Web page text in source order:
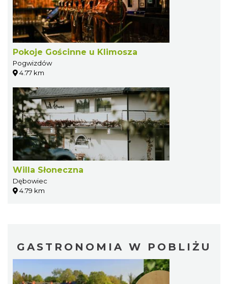
Pokoje Gościnne u Klimosza
Pogwizdów
4.77 km
Willa Słoneczna
Dębowiec
4.79 km
GASTRONOMIA W POBLIŻU